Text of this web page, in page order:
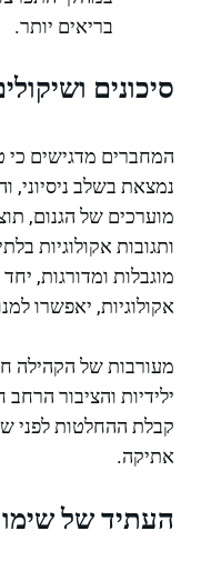
בריאים יותר.
סיכונים
המחברים מדגישים כי
נמצאת בשלב ניסיוני,
מוערכים של הגנום,
ותגובות אקולוגיות
מוגבלות ומדורגות,
אקולוגיות, יאפשרו
מעורבות של הקהילה
ילידיות והציבור
קבלת ההחלטות לפני
אתיקה.
העתיד של